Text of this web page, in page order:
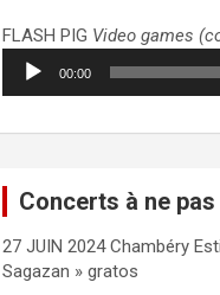
FLASH PIG Video games
Lecteur
audio
00:00
Concerts à ne
27 JUIN 2024 Chambéry
Sagazan » gratos